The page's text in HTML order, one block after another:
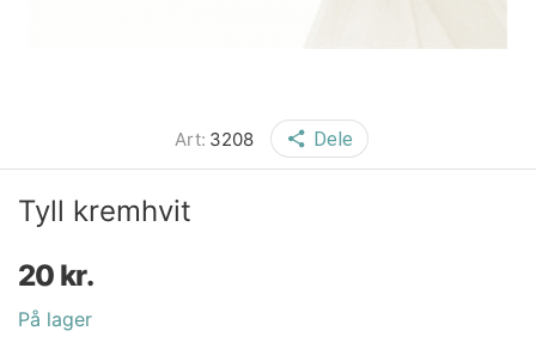
Art: 3208 Dele
Tyll kremhvit
20 kr.
På lager